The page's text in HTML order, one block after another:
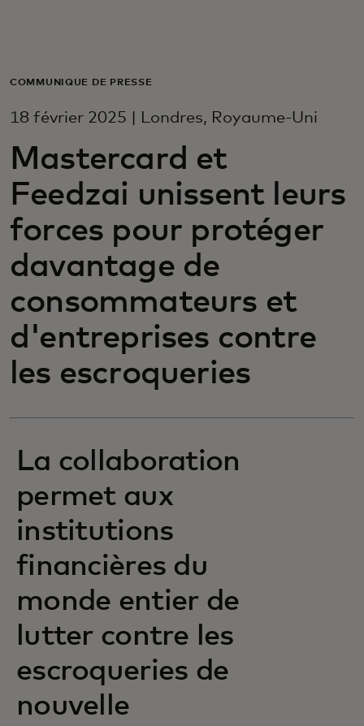
Pour les entreprises
Pour les innovateurs
Actualités et tendances
COMMUNIQUÉ DE PRESSE
18 février 2025 | Londres, Royaume-Uni
Mastercard et
Feedzai unissent leurs
forces pour protéger
davantage de
consommateurs et
d'entreprises contre
les escroqueries
La collaboration
permet aux
institutions
financières du
monde entier de
lutter contre les
escroqueries de
nouvelle